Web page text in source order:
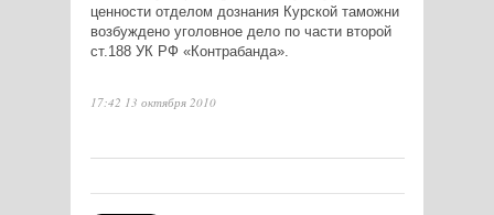
ценности отделом дознания Курской таможни
возбуждено уголовное дело по части второй
ст.188 УК РФ «Контрабанда».
17:42 13 октября 2010